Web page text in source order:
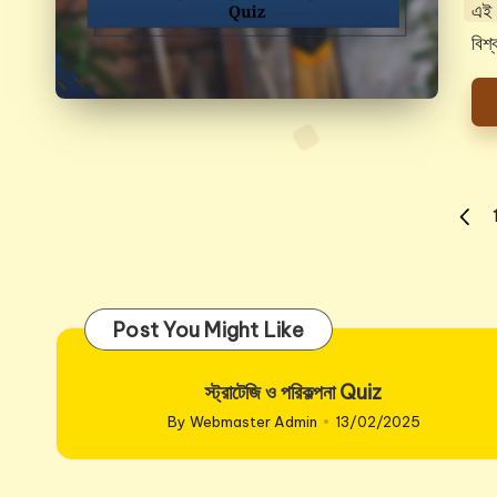
এই
1
Post You Might Like
স্ট্রাটেজি ও পরিকল্পনা Quiz
Posted
by
By Webmaster Admin 13/02/2025